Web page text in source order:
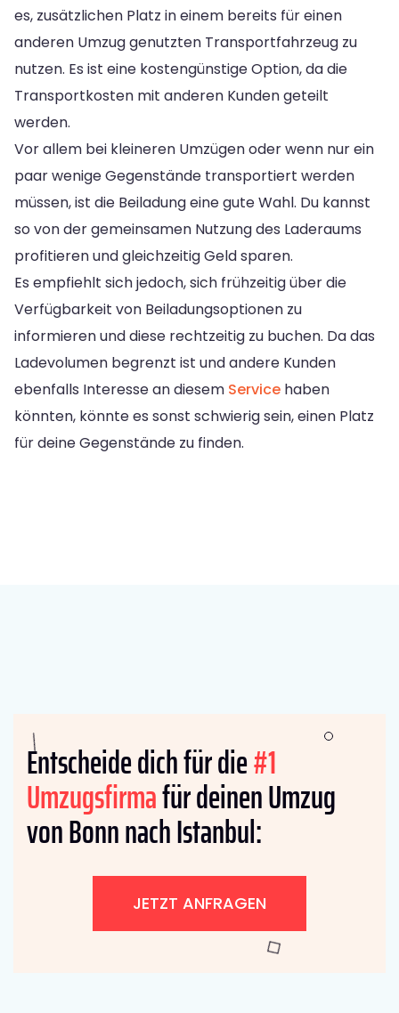
es, zusätzlichen Platz in einem bereits für einen
anderen Umzug genutzten Transportfahrzeug zu
nutzen. Es ist eine kostengünstige Option, da die
Transportkosten mit anderen Kunden geteilt
werden.
Vor allem bei kleineren Umzügen oder wenn nur ein
paar wenige Gegenstände transportiert werden
müssen, ist die Beiladung eine gute Wahl. Du kannst
so von der gemeinsamen Nutzung des Laderaums
profitieren und gleichzeitig Geld sparen.
Es empfiehlt sich jedoch, sich frühzeitig über die
Verfügbarkeit von Beiladungsoptionen zu
informieren und diese rechtzeitig zu buchen. Da das
Ladevolumen begrenzt ist und andere Kunden
ebenfalls Interesse an diesem Service haben
könnten, könnte es sonst schwierig sein, einen Platz
für deine Gegenstände zu finden.
Entscheide dich für die#1
Umzugsfirmafür deinen Umzug
von Bonn nach Istanbul:
JETZT ANFRAGEN